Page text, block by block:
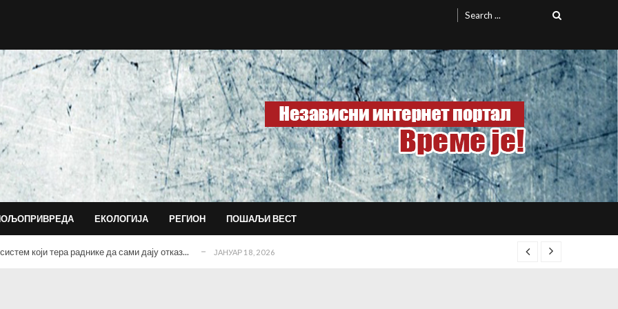
for:
ЕКОЛОГИЈА РЕГИОН ПОШАЉИ ВЕСТ
гимназији... ДЕЦЕМБАР 15, 2025
последицама... ДЕЦЕМБАР 14, 2025
који тера раднике да сами дају отказ... ЈАНУАР 18, 2026